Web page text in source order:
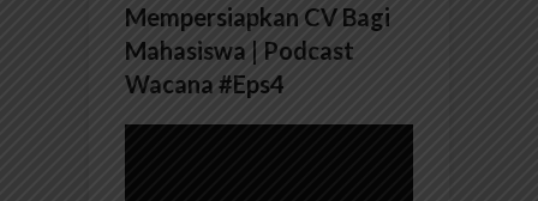
Mempersiapkan CV Bagi
Mahasiswa | Podcast
Wacana #Eps4